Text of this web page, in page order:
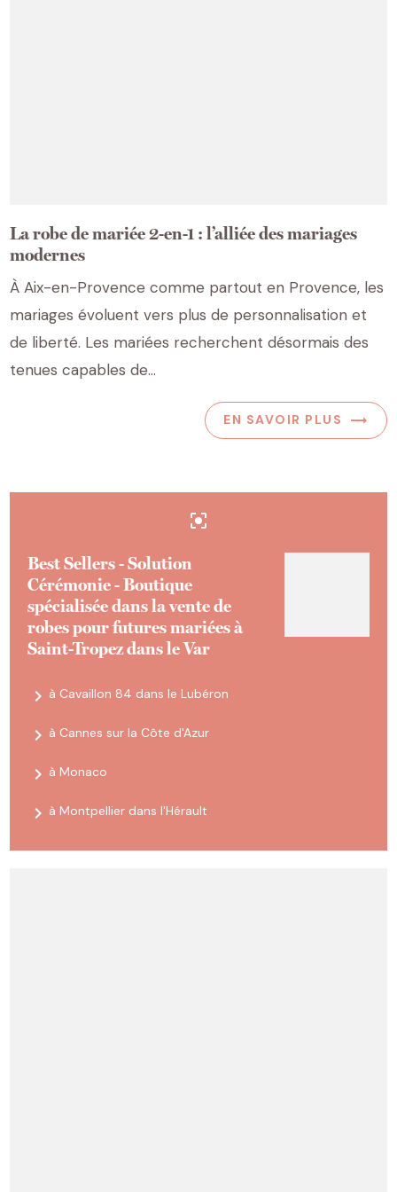
La robe de mariée 2-en-1 : l’alliée des mariages
modernes
À Aix-en-Provence comme partout en Provence, les
mariages évoluent vers plus de personnalisation et
de liberté. Les mariées recherchent désormais des
tenues capables de…
EN SAVOIR PLUS
center_focus_strong
Best Sellers - Solution
Cérémonie - Boutique
spécialisée dans la vente de
robes pour futures mariées à
Saint-Tropez dans le Var
navigate_next à Cavaillon 84 dans le Lubéron
navigate_next à Cannes sur la Côte d'Azur
navigate_next à Monaco
navigate_next à Montpellier dans l'Hérault